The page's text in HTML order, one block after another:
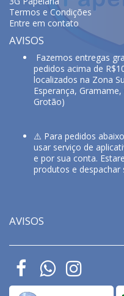
Termos e Condições
Entre em contato
AVISOS
Fazemos entregas
pedidos acima de
localizados na Zona
Esperança,
Grotão)
⚠️ Para pedidos
usar serviço de
e por sua conta.
produtos e despachar
AVISOS